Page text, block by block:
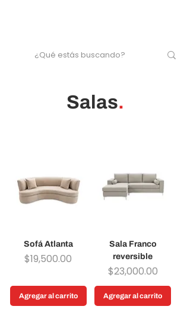
Salas.
Sofá Atlanta
Precio
$19,500.00
Agregar al carrito
Sala Franco
reversible
Precio
$23,000.00
Agregar al carrito